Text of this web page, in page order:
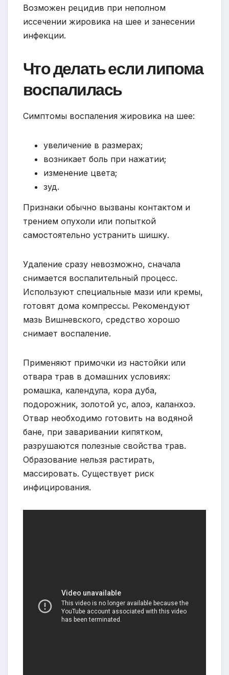
Возможен рецидив при неполном
иссечении жировика на шее и занесении
инфекции.
Что делать если липома
воспалилась
Симптомы воспаления жировика на шее:
увеличение в размерах;
возникает боль при нажатии;
изменение цвета;
зуд.
Признаки обычно вызваны контактом и
трением опухоли или попыткой
самостоятельно устранить шишку.
Удаление сразу невозможно, сначала
снимается воспалительный процесс.
Используют специальные мази или кремы,
готовят дома компрессы. Рекомендуют
мазь Вишневского, средство хорошо
снимает воспаление.
Применяют примочки из настойки или
отвара трав в домашних условиях:
ромашка, календула, кора дуба,
подорожник, золотой ус, алоэ, каланхоэ.
Отвар необходимо готовить на водяной
бане, при заваривании кипятком,
разрушаются полезные свойства трав.
Образование нельзя растирать,
массировать. Существует риск
инфицирования.